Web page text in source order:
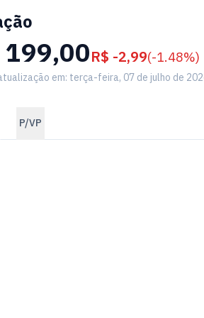
199,00R$ -2,99(-1.48%)
em: terça-feira, 07 de julho de
P/VP